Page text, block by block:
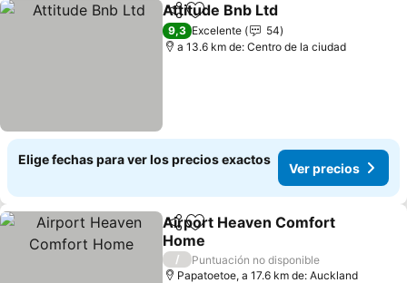
CompartirAgregar a favoritos
Attitude Bnb Ltd
9,3 Excelente
54
a 13.6 km de: Centro de la ciudad
Elige fechas para ver los precios exactos
Ver precios
CompartirAgregar a favoritos
Airport Heaven Comfort
Home
Ver precios
/
Puntuación no disponible
Papatoetoe, a 17.6 km de: Auckland